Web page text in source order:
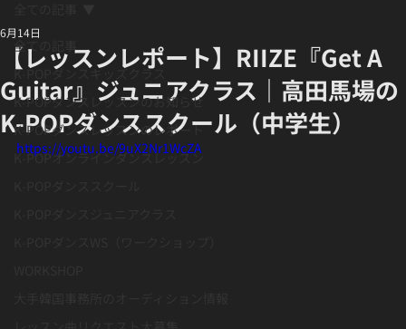
全ての記事
K-POPダンスキッズクラス
K-POPダンスレッスンのお知らせ
K-POPダンスレッスンのレポート
K-POPオンラインダンスレッスン
【レッスンレポート】RIIZE『Get A
Guitar』ジュニアクラス｜高田馬場の
K-POPダンススクール（中学生）
6月14日
https://youtu.be/9uX2Nr1WcZA